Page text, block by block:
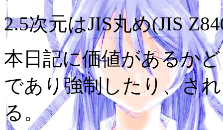
2.5次元はJIS丸め(JIS
本日記に価値があるか
であり強制したり、さ
る。